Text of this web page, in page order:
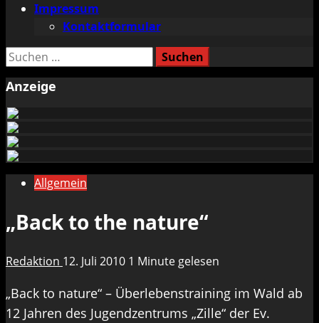
Impressum
Kontaktformular
Suchen
Anzeige
Allgemein
„Back to the nature“
Redaktion 12. Juli 2010 1 Minute gelesen
„Back to nature“ – Überlebenstraining im Wald ab
12 Jahren des Jugendzentrums „Zille“ der Ev.